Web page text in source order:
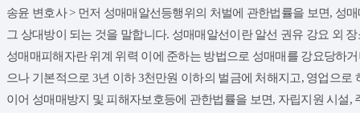
송윤 변호사 > 먼저 성매매알선등행위의 처벌에 관한법률을 보면, 성
그 상대방이 되는 것을 말합니다. 성매매알선이란 알선 권유 강요 외
성매매피해자란 위계 위력 이에 준하는 방법으로 성매매를 강요당하
으나 기본적으로 3년 이하 3천만원 이하의 벌금에 처해지고, 영업으
이어 성매매방지 및 피해자보호등에 관한법률을 보면, 자립지원 시설